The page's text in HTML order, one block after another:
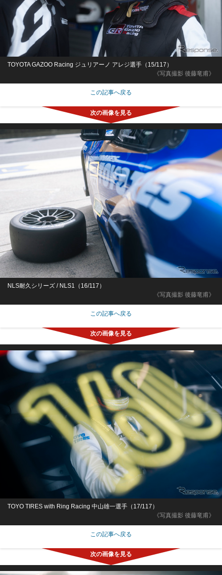
《写真撮影 後藤竜甫》
TOYOTA GAZOO Racing ジュリアーノ アレジ選手（15/117）
この記事へ戻る
《写真撮影 後藤竜甫》
NLS耐久シリーズ / NLS1（16/117）
この記事へ戻る
《写真撮影 後藤竜甫》
TOYO TIRES with Ring Racing 中山雄一選手（17/117）
この記事へ戻る